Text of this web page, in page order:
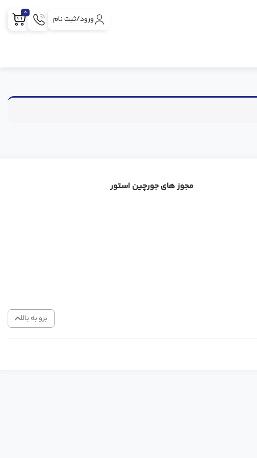
ورود/ثبت نام
0
مجوز های جورچین استور
برو به بالا